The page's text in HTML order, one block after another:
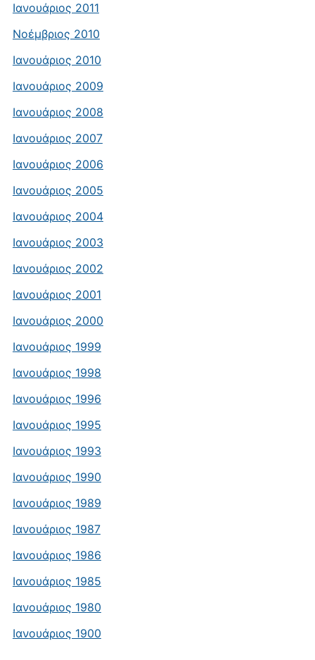
Ιανουάριος 2011
Νοέμβριος 2010
Ιανουάριος 2010
Ιανουάριος 2009
Ιανουάριος 2008
Ιανουάριος 2007
Ιανουάριος 2006
Ιανουάριος 2005
Ιανουάριος 2004
Ιανουάριος 2003
Ιανουάριος 2002
Ιανουάριος 2001
Ιανουάριος 2000
Ιανουάριος 1999
Ιανουάριος 1998
Ιανουάριος 1996
Ιανουάριος 1995
Ιανουάριος 1993
Ιανουάριος 1990
Ιανουάριος 1989
Ιανουάριος 1987
Ιανουάριος 1986
Ιανουάριος 1985
Ιανουάριος 1980
Ιανουάριος 1900